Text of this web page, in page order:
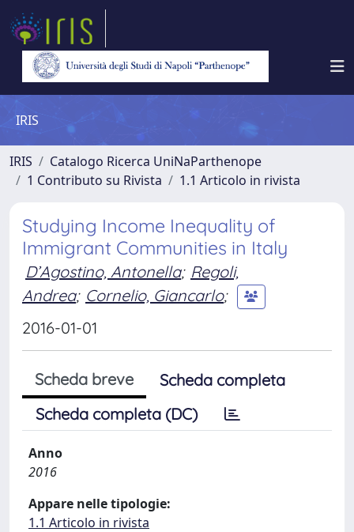
IRIS
IRIS
Catalogo Ricerca UniNaParthenope
1 Contributo su Rivista
1.1 Articolo in rivista
Studying Income Inequality of
Immigrant Communities in Italy
D’Agostino, Antonella; Regoli,
Andrea; Cornelio, Giancarlo;
2016-01-01
Scheda breve
Scheda completa
Scheda completa (DC)
Anno
2016
Appare nelle tipologie:
1.1 Articolo in rivista